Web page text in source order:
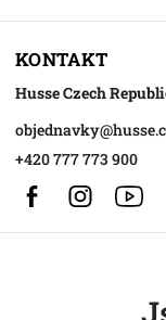
KONTAKT
Husse Czech
objednavky@
+420 777 773 900
FacebookInstagram